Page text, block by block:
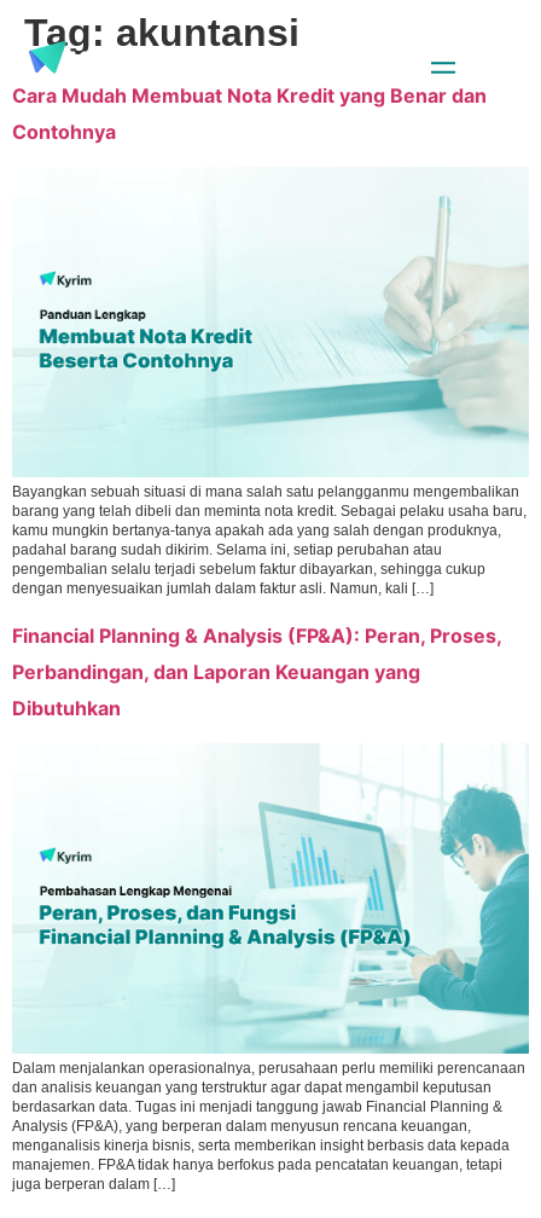
Tag: akuntansi
Cara Mudah Membuat Nota Kredit yang Benar dan
Contohnya
Bayangkan sebuah situasi di mana salah satu pelangganmu mengembalikan
barang yang telah dibeli dan meminta nota kredit. Sebagai pelaku usaha baru,
kamu mungkin bertanya-tanya apakah ada yang salah dengan produknya,
padahal barang sudah dikirim. Selama ini, setiap perubahan atau
pengembalian selalu terjadi sebelum faktur dibayarkan, sehingga cukup
dengan menyesuaikan jumlah dalam faktur asli. Namun, kali […]
Financial Planning & Analysis (FP&A): Peran, Proses,
Perbandingan, dan Laporan Keuangan yang
Dibutuhkan
Dalam menjalankan operasionalnya, perusahaan perlu memiliki perencanaan
dan analisis keuangan yang terstruktur agar dapat mengambil keputusan
berdasarkan data. Tugas ini menjadi tanggung jawab Financial Planning &
Analysis (FP&A), yang berperan dalam menyusun rencana keuangan,
menganalisis kinerja bisnis, serta memberikan insight berbasis data kepada
manajemen. FP&A tidak hanya berfokus pada pencatatan keuangan, tetapi
juga berperan dalam […]